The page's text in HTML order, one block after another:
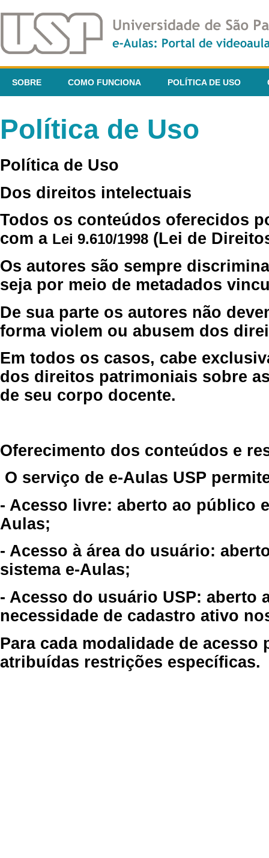
SOBRE COMO FUNCIONA POLÍTICA DE USO
Política de Uso
Política de Uso
Dos direitos intelectuais
Todos os conteúdos oferecidos
com a Lei 9.610/1998 (Lei de
Os autores são sempre
seja por meio de metadados
De sua parte os autores não
forma violem ou abusem dos
Em todos os casos, cabe
dos direitos patrimoniais sobre
de seu corpo docente.
Oferecimento dos conteúdos e
O serviço de e-Aulas USP
- Acesso livre: aberto ao público
Aulas;
- Acesso à área do usuário:
sistema e-Aulas;
- Acesso do usuário USP: aberto
necessidade de cadastro ativo
Para cada modalidade de
atribuídas restrições específicas.